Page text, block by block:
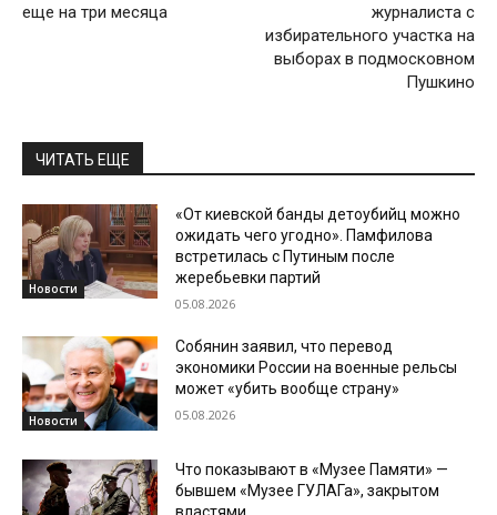
еще на три месяца
журналиста с
избирательного участка на
выборах в подмосковном
Пушкино
ЧИТАТЬ ЕЩЕ
Новости
«От киевской банды детоубийц можно
ожидать чего угодно». Памфилова
встретилась с Путиным после
жеребьевки партий
05.08.2026
Новости
Собянин заявил, что перевод
экономики России на военные рельсы
может «убить вообще страну»
05.08.2026
Что показывают в «Музее Памяти» —
бывшем «Музее ГУЛАГа», закрытом